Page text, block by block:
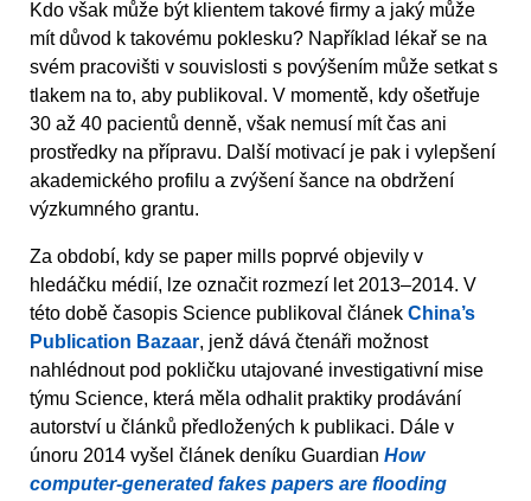
Kdo však může být klientem takové firmy a jaký může
mít důvod k takovému poklesku? Například lékař se na
svém pracovišti v souvislosti s povýšením může setkat s
tlakem na to, aby publikoval. V momentě, kdy ošetřuje
30 až 40 pacientů denně, však nemusí mít čas ani
prostředky na přípravu. Další motivací je pak i vylepšení
akademického profilu a zvýšení šance na obdržení
výzkumného grantu.
Za období, kdy se paper mills poprvé objevily v
hledáčku médií, lze označit rozmezí let 2013–2014. ⁠V
této době časopis Science publikoval článek China’s
Publication Bazaar, jenž dává čtenáři možnost
nahlédnout pod pokličku utajované investigativní mise
týmu Science, která měla odhalit praktiky prodávání
autorství u článků předložených k publikaci. Dále v
únoru 2014 vyšel článek deníku Guardian How
computer-generated fakes papers are flooding